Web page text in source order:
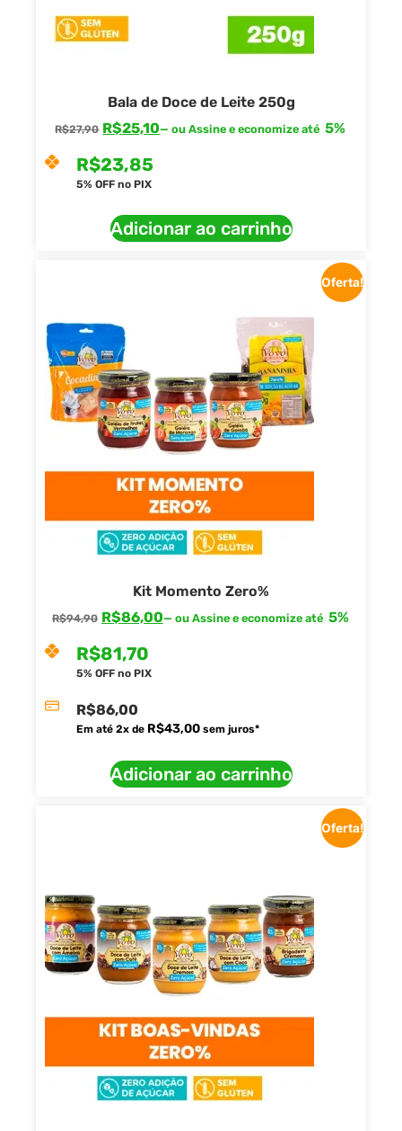
Bala de Doce de Leite 250g
R$27,90 R$25,10— ou Assine e economize até 5%
R$23,85
5% OFF no PIX
Adicionar ao carrinho
Oferta!
Kit Momento Zero%
R$94,90 R$86,00— ou Assine e economize até 5%
R$81,70
5% OFF no PIX
R$86,00
Em até 2x de R$43,00 sem juros*
Adicionar ao carrinho
Oferta!